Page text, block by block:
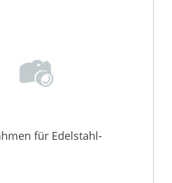
für Edelstahl-